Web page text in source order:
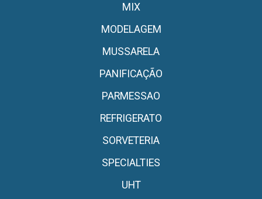
MIX
MODELAGEM
MUSSARELA
PANIFICAÇÃO
PARMESSAO
REFRIGERATO
SORVETERIA
SPECIALTIES
UHT